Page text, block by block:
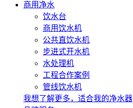
商用净水
饮水台
商用饮水机
公共直饮水机
步进式开水机
水处理机
工程合作案例
管线饮水机
我想了解更多，适合我的净水器